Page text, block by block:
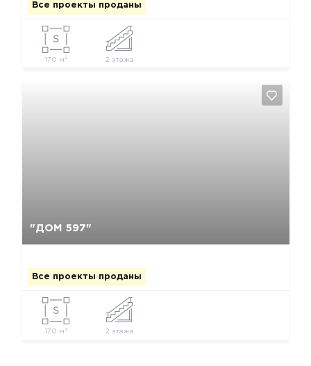
Все проекты проданы
170 м 2 2 этажа
"ДОМ 597"
Все проекты проданы
170 м 2 2 этажа